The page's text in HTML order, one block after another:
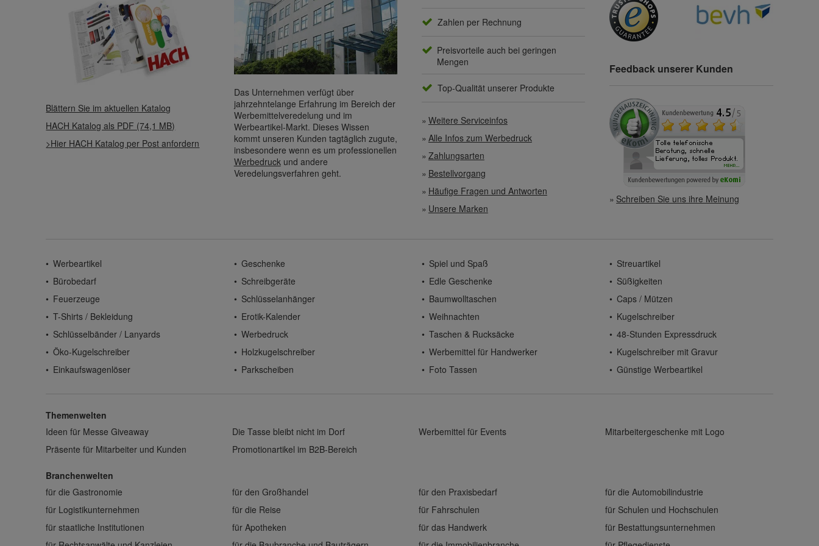
Blättern Sie im aktuellen Katalog
HACH Katalog als PDF (74,1 MB)
>Hier HACH Katalog per Post anfordern
Das Unternehmen verfügt über
jahrzehntelange Erfahrung im Bereich der
Werbemittelveredelung und im
Werbeartikel-Markt. Dieses Wissen
kommt unseren Kunden tagtäglich zugute,
insbesondere wenn es um professionellen
Werbedruck und andere
Veredelungsverfahren geht.
Zahlen per Rechnung
Preisvorteile auch bei geringen
Mengen
Top-Qualität unserer Produkte
Weitere Serviceinfos
Alle Infos zum Werbedruck
Zahlungsarten
Bestellvorgang
Häufige Fragen und Antworten
Unsere Marken
Feedback unserer Kunden
Schreiben Sie uns ihre Meinung
Werbeartikel Geschenke Spiel und Spaß
Streuartikel
Bürobedarf
Schreibgeräte Edle Geschenke
Süßigkeiten
Feuerzeuge
Schlüsselanhänger Baumwolltaschen
Caps / Mützen
T-Shirts / Bekleidung
Erotik-Kalender Weihnachten
Kugelschreiber
Schlüsselbänder / Lanyards
Werbedruck Taschen & Rucksäcke
48-Stunden Expressdruck
Öko-Kugelschreiber
Holzkugelschreiber Werbemittel für Handwerker
Kugelschreiber mit Gravur
Einkaufswagenlöser
Parkscheiben Foto Tassen Günstige Werbeartikel
Themenwelten
Ideen für Messe Giveaway
Die Tasse bleibt nicht im Dorf Werbemittel für Events
Mitarbeitergeschenke mit Logo
Präsente für Mitarbeiter und Kunden
Promotionartikel im B2B-Bereich
Branchenwelten
für die Gastronomie
für den Großhandel für den Praxisbedarf
für die Automobilindustrie
für Logistikunternehmen
für die Reise für Fahrschulen
für Schulen und Hochschulen
für staatliche Institutionen
für Apotheken für das Handwerk
für Bestattungsunternehmen